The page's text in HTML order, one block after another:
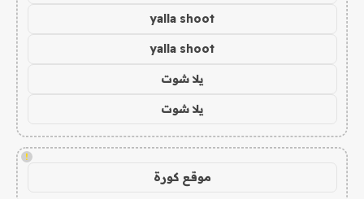
yalla shoot
yalla shoot
يلا شوت
يلا شوت
!
موقع كورة